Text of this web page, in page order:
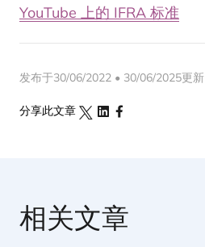
YouTube 上的 IFRA 标准
发布于30/06/2022 • 30/06/2025更新
分享此文章
相关文章